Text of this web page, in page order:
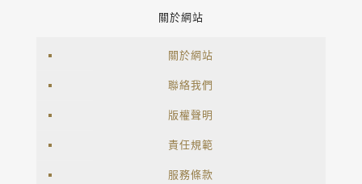
關於網站
關於網站
聯絡我們
版權聲明
責任規範
服務條款